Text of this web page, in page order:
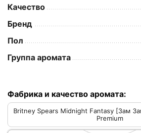
Качество
Бренд
Пол
Группа аромата
Фабрика и качество аромата:
Britney Spears Midnight Fantasy [Зам
Premium